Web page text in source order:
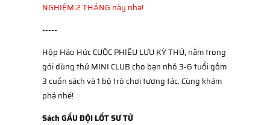
NGHIỆM 2 THÁNG này nha!
-----
Hộp Háo Hức CUỘC PHIÊU LƯU KỲ THÚ, nằm trong
gói dùng thử MINI CLUB cho bạn nhỏ 3-6 tuổi gồm
3 cuốn sách và 1 bộ trò chơi tương tác. Cùng khám
phá nhé!
Sách GẤU ĐỘI LỐT SƯ TỬ